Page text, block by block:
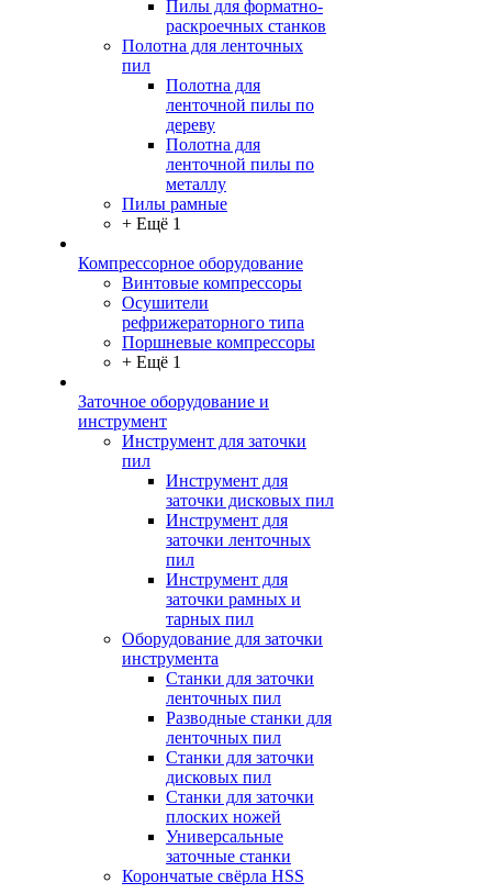
Пилы для форматно-
раскроечных станков
Полотна для ленточных
пил
Полотна для
ленточной пилы по
дереву
Полотна для
ленточной пилы по
металлу
Пилы рамные
+ Ещё 1
Компрессорное оборудование
Винтовые компрессоры
Осушители
рефрижераторного типа
Поршневые компрессоры
+ Ещё 1
Заточное оборудование и
инструмент
Инструмент для заточки
пил
Инструмент для
заточки дисковых пил
Инструмент для
заточки ленточных
пил
Инструмент для
заточки рамных и
тарных пил
Оборудование для заточки
инструмента
Станки для заточки
ленточных пил
Разводные станки для
ленточных пил
Станки для заточки
дисковых пил
Станки для заточки
плоских ножей
Универсальные
заточные станки
Корончатые свёрла HSS